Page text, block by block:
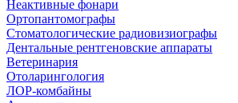
Неактивные фонари
Ортопантомографы
Стоматологические радиовизиографы
Дентальные рентгеновские аппараты
Ветеринария
Отоларингология
ЛОР-комбайны